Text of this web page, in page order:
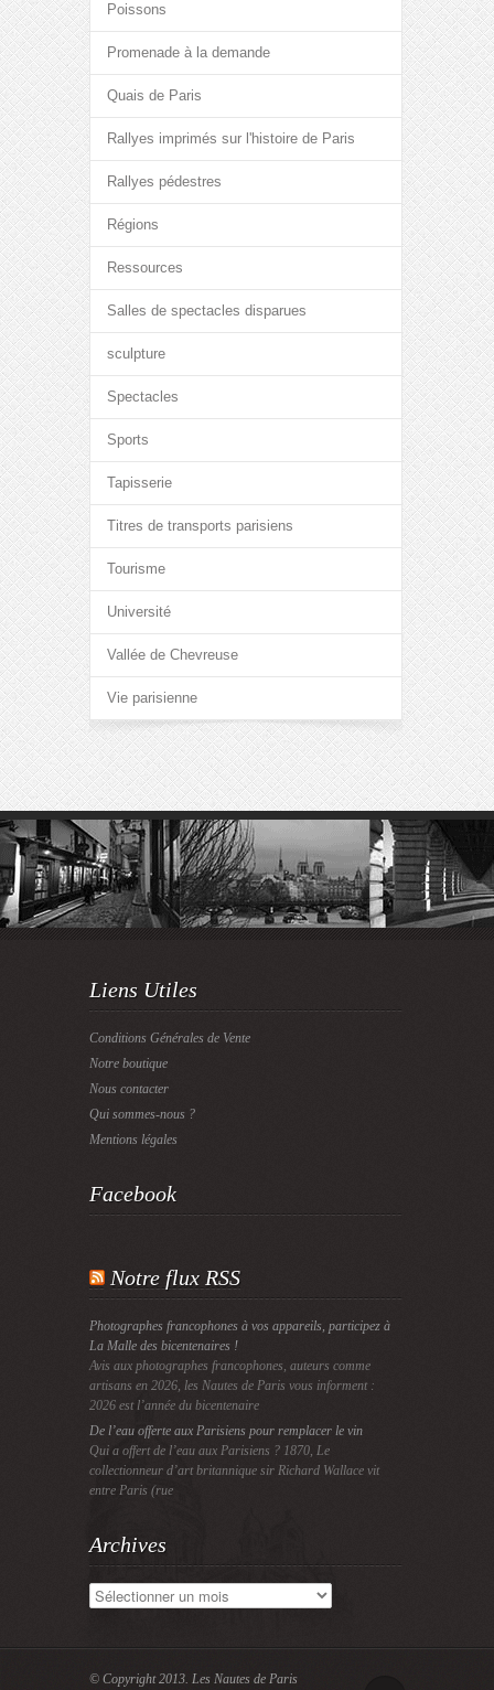
Poissons
Promenade à la demande
Quais de Paris
Rallyes imprimés sur l'histoire de Paris
Rallyes pédestres
Régions
Ressources
Salles de spectacles disparues
sculpture
Spectacles
Sports
Tapisserie
Titres de transports parisiens
Tourisme
Université
Vallée de Chevreuse
Vie parisienne
Liens Utiles
Conditions Générales de Vente
Notre boutique
Nous contacter
Qui sommes-nous ?
Mentions légales
Facebook
Notre flux RSS
Photographes francophones à vos appareils, participez à
La Malle des bicentenaires !
Avis aux photographes francophones, auteurs comme
artisans en 2026, les Nautes de Paris vous informent :
2026 est l’année du bicentenaire
De l’eau offerte aux Parisiens pour remplacer le vin
Qui a offert de l’eau aux Parisiens ? 1870, Le
collectionneur d’art britannique sir Richard Wallace vit
entre Paris (rue
Archives
Archives
© Copyright 2013. Les Nautes de Paris